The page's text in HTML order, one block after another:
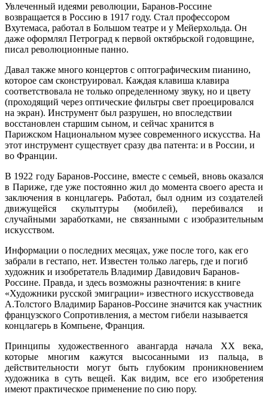
Увлеченный идеями революции, Баранов-Россине
возвращается в Россию в 1917 году. Стал профессором
Вхутемаса, работал в Большом театре и у Мейерхольда. Он
даже оформлял Петроград к первой октябрьской годовщине,
писал революционные панно.
Давал также много концертов с оптографическим пианино,
которое сам сконструировал. Каждая клавиша клавира
соответствовала не только определенному звуку, но и цвету
(проходящий через оптические фильтры свет проецировался
на экран). Инструмент был разрушен, но впоследствии
восстановлен старшим сыном, и сейчас хранится в
Парижском Национальном музее современного искусства. На
этот инструмент существует сразу два патента: и в России, и
во Франции.
В 1922 году Баранов-Россине, вместе с семьей, вновь оказался
в Париже, где уже постоянно жил до момента своего ареста и
заключения в концлагерь. Работал, был одним из создателей
движущейся скульптуры (мобилей), перебивался и
случайными заработками, не связанными с изобразительным
искусством.
Информации о последних месяцах, уже после того, как его
забрали в гестапо, нет. Известен только лагерь, где и погиб
художник и изобретатель Владимир Давидович Баранов-
Россине. Правда, и здесь возможны разночтения: в книге
«Художники русской эмиграции» известного искусствоведа
А.Толстого Владимир Баранов-Россине значится как участник
французского Сопротивления, а местом гибели называется
концлагерь в Компьене, Франция.
Принципы художественного авангарда начала XX века,
которые многим кажутся высосанными из пальца, в
действительности могут быть глубоким проникновением
художника в суть вещей. Как видим, все его изобретения
имеют практическое применение по сию пору.